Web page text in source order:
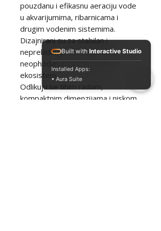
pouzdanu i efikasnu aeraciju vode
u akvarijumima, ribarnicama i
drugim vodenim sistemima.
Dizajnirani su za stabilan i
neprekidan protok vazduha,
neophodan za zdrav vodeni
ekosistem.
Odlikuju se tihim radom,
kompaktnim dimenzijama i niskom
Built with Interactive Studio
Installed Apps:
• Aura Suite